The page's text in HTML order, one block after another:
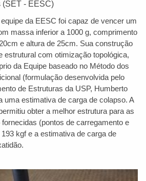
(SET - EESC)
da EESC foi capaz de vencer um
massa inferior a 1000 g, comprimento
e altura de 25cm. Sua construção
estrutural com otimização topológica,
da Equipe baseado no Método dos
(formulação desenvolvida pelo
de Estruturas da USP, Humberto
uma estimativa de carga de colapso. A
obter a melhor estrutura para as
(pontos de carregamento e
kgf e a estimativa de carga de